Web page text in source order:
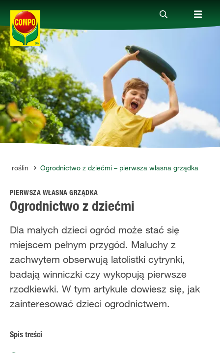
Produkty
Porady
Aktualne tematy
Kontakt
O nas
roślin Ogrodnictwo z dziećmi – pierwsza własna grządka
PIERWSZA WŁASNA GRZĄDKA
Ogrodnictwo z dziećmi
Dla małych dzieci ogród może stać się
miejscem pełnym przygód. Maluchy z
zachwytem obserwują latolistki cytrynki,
badają winniczki czy wykopują pierwsze
rzodkiewki. W tym artykule dowiesz się, jak
zainteresować dzieci ogrodnictwem.
Spis treści